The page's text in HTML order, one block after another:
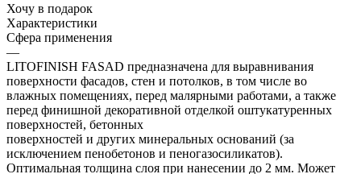
Хочу в подарок
Характеристики
Сфера применения
—
LITOFINISH FASAD предназначена для выравнивания
поверхности фасадов, стен и потолков, в том числе во
влажных помещениях, перед малярными работами, а также
перед финишной декоративной отделкой оштукатуренных
поверхностей, бетонных
поверхностей и других минеральных оснований (за
исключением пенобетонов и пеногазосиликатов).
Оптимальная толщина слоя при нанесении до 2 мм. Может